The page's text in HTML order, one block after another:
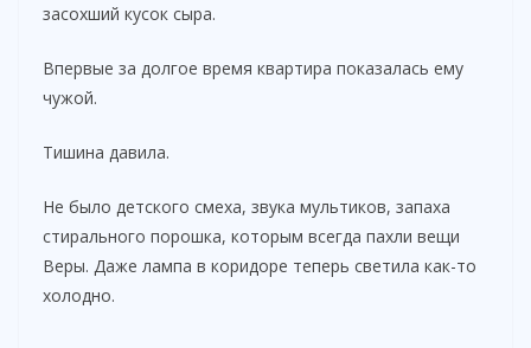
засохший кусок сыра.
Впервые за долгое время квартира показалась ему
чужой.
Тишина давила.
Не было детского смеха, звука мультиков, запаха
стирального порошка, которым всегда пахли вещи
Веры. Даже лампа в коридоре теперь светила как-то
холодно.